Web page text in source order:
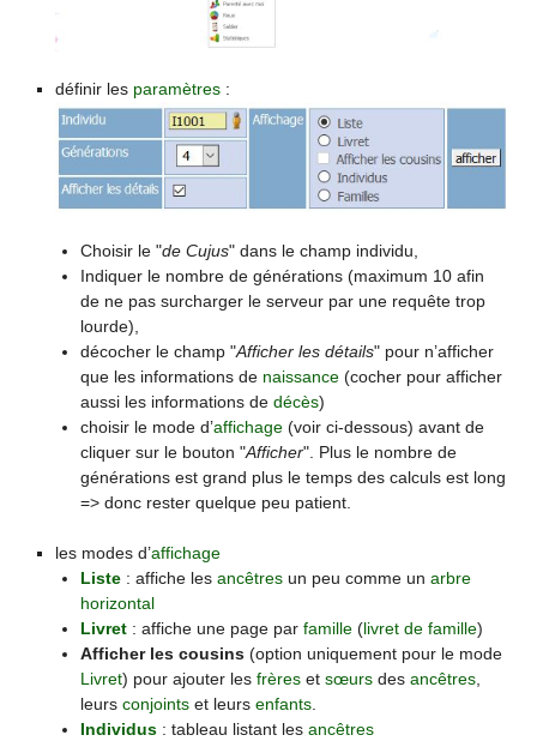
définir les paramètres:
Choisir le "de Cujus" dans le champ individu,
Indiquer le nombre de générations (maximum 10 afin
de ne pas surcharger le serveur par une requête trop
lourde),
décocher le champ "Afficher les détails" pour n’afficher
que les informations de naissance (cocher pour afficher
aussi les informations dedécès)
choisir le mode d’affichage (voir ci-dessous) avant de
cliquer sur le bouton "Afficher". Plus le nombre de
générations est grand plus le temps des calculs est long
=> donc rester quelque peu patient.
les modes d’affichage
Liste : affiche lesancêtres un peu comme unarbre
horizontal
Livret : affiche une page parfamille (livret de famille)
Afficher les cousins (option uniquement pour le mode
Livret) pour ajouter lesfrères etsœurs desancêtres,
leursconjoints et leursenfants.
Individus : tableau listant lesancêtres